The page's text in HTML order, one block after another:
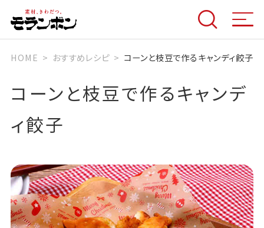
HOME おすすめレシピ コーンと枝豆で作るキャンディ餃子
コーンと枝豆で作るキャンデ
ィ餃子